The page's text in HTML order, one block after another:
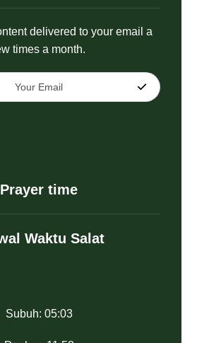
delivered to your email a
times a month.
Prayer time
Waktu Salat
Subuh: 05:03